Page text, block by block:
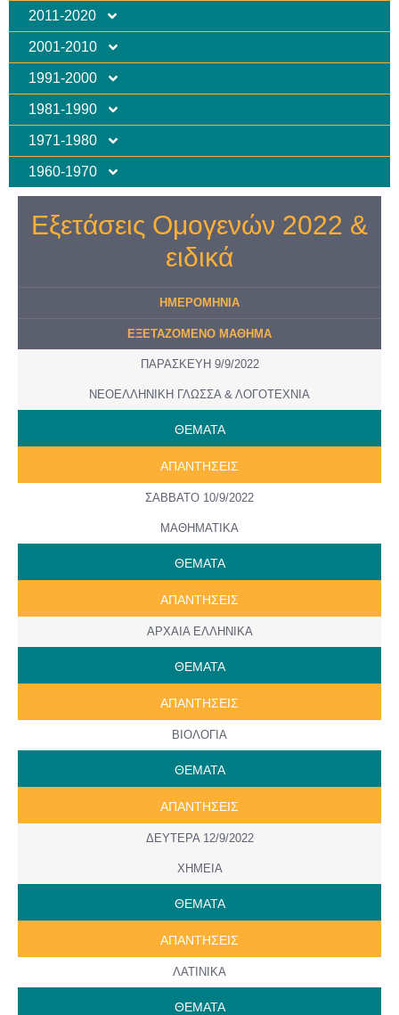
2011-2020
2001-2010
1991-2000
1981-1990
1971-1980
1960-1970
Εξετάσεις Ομογενών 2022 &
ειδικά
ΗΜΕΡΟMHNIA
ΕΞΕΤΑΖΟΜΕΝΟ ΜΑΘΗΜΑ
ΠΑΡΑΣΚΕΥΗ 9/9/2022
ΝΕΟΕΛΛΗΝΙΚΗ ΓΛΩΣΣΑ & ΛΟΓΟΤΕΧΝΙΑ
ΘΕΜΑΤΑ
ΑΠΑΝΤΗΣΕΙΣ
ΣΑΒΒΑΤΟ 10/9/2022
ΜΑΘΗΜΑΤΙΚΑ
ΘΕΜΑΤΑ
ΑΠΑΝΤΗΣΕΙΣ
ΑΡΧΑΙΑ ΕΛΛΗΝΙΚΑ
ΘΕΜΑΤΑ
ΑΠΑΝΤΗΣΕΙΣ
ΒΙΟΛΟΓΙΑ
ΘΕΜΑΤΑ
ΑΠΑΝΤΗΣΕΙΣ
ΔΕΥΤΕΡΑ 12/9/2022
ΧΗΜΕΙΑ
ΘΕΜΑΤΑ
ΑΠΑΝΤΗΣΕΙΣ
ΛΑΤΙΝΙΚΑ
ΘΕΜΑΤΑ